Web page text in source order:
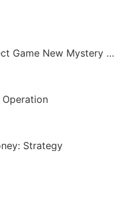
Game New Mystery P
Strategy